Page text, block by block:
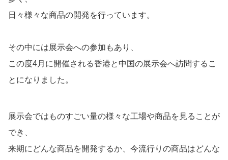
日々様々な商品の開発を行っています。
その中には展示会への参加もあり、
この度4月に開催される香港と中国の展示会へ訪問するこ
とになりました。
展示会ではものすごい量の様々な工場や商品を見ることが
でき、
来期にどんな商品を開発するか、今流行りの商品はどんな